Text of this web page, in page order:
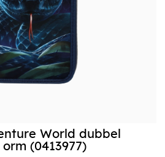
World dubbel
(0413977)